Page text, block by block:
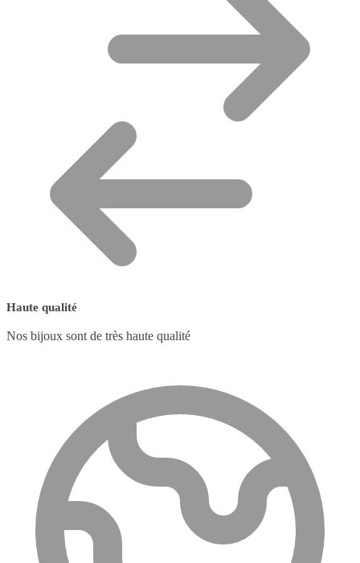
Haute qualité
Nos bijoux sont de très haute qualité